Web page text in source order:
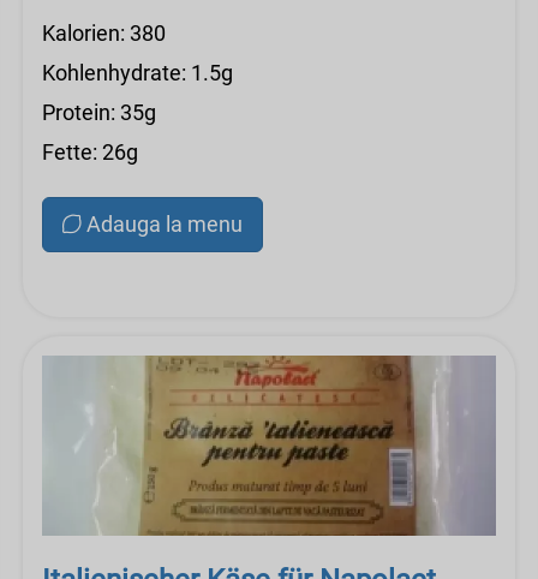
Kalorien: 380
Kohlenhydrate: 1.5g
Protein: 35g
Fette: 26g
Adauga la menu